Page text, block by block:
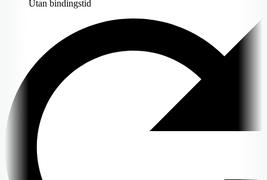
Utan bindingstid